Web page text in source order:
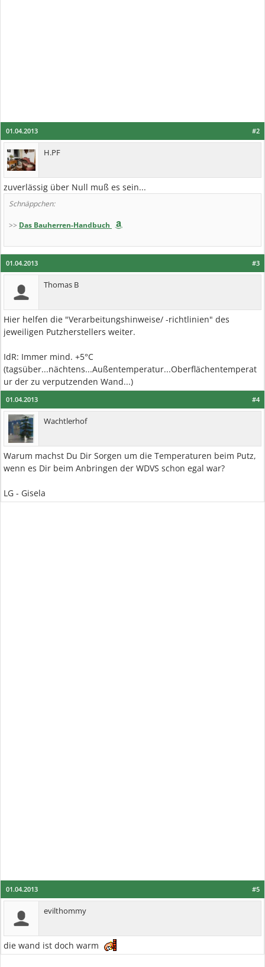
#2
01.04.2013
H.PF
zuverlässig über Null muß es sein...
Schnäppchen:
>> Das Bauherren-Handbuch
#3
01.04.2013
Thomas B
Hier helfen die "Verarbeitungshinweise/ -richtlinien" des
jeweiligen Putzherstellers weiter.
IdR: Immer mind. +5°C
(tagsüber...nächtens...Außentemperatur...Oberflächentemperat
ur der zu verputzenden Wand...)
#4
01.04.2013
Wachtlerhof
Warum machst Du Dir Sorgen um die Temperaturen beim Putz,
wenn es Dir beim Anbringen der WDVS schon egal war?
LG - Gisela
#5
01.04.2013
evilthommy
die wand ist doch warm